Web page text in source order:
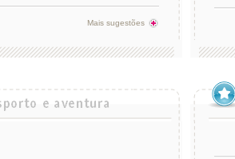
Mais sugestões